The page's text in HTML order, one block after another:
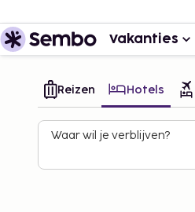
Vakanties
Reizen Hotels
Waar wil je verblijven?